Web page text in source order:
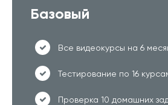
Базовый
Все видеокурсы на 6
Тестирование по 16
Проверка 10 домашних